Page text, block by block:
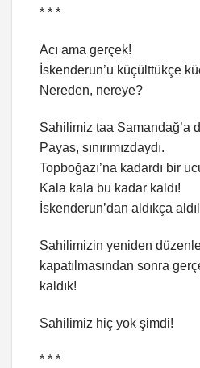
* * *
Acı ama gerçek!
İskenderun’u küçülttükçe
Nereden, nereye?
Sahilimiz taa Samandağ’a
Payas, sınırımızdaydı.
Topboğazı’na kadardı bir
Kala kala bu kadar kaldı!
İskenderun’dan aldıkça
Sahilimizin yeniden
kapatılmasından sonra
kaldık!
Sahilimiz hiç yok şimdi!
* * *